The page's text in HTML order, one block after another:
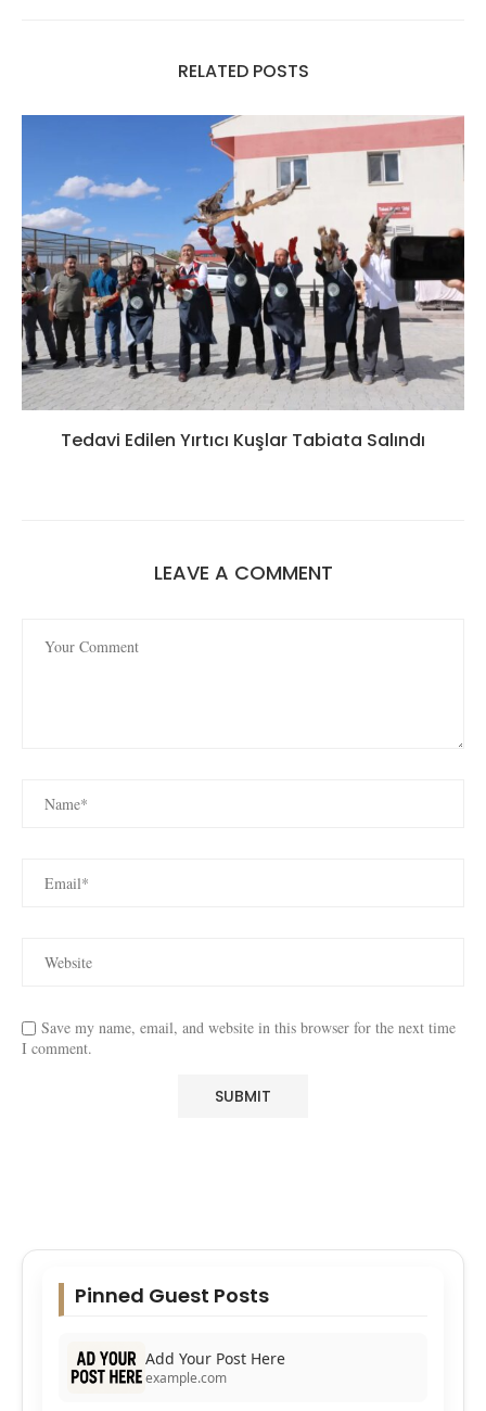
RELATED POSTS
Tedavi Edilen Yırtıcı Kuşlar Tabiata Salındı
LEAVE A COMMENT
Save my name, email, and website in this browser for the next time
I comment.
Pinned Guest Posts
Add Your Post Here
example.com